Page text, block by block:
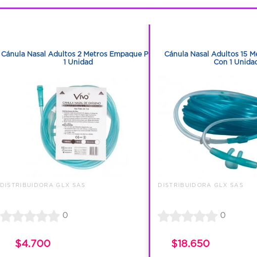
Cánula Nasal Adultos 2 Metros Empaque Por
1 Unidad
DISTRIBUIDORA GLX SAS
0
$4.700
Cánula Nasal Adultos 15
Con 1
DISTRIBUIDORA GLX SAS
0
$18.650